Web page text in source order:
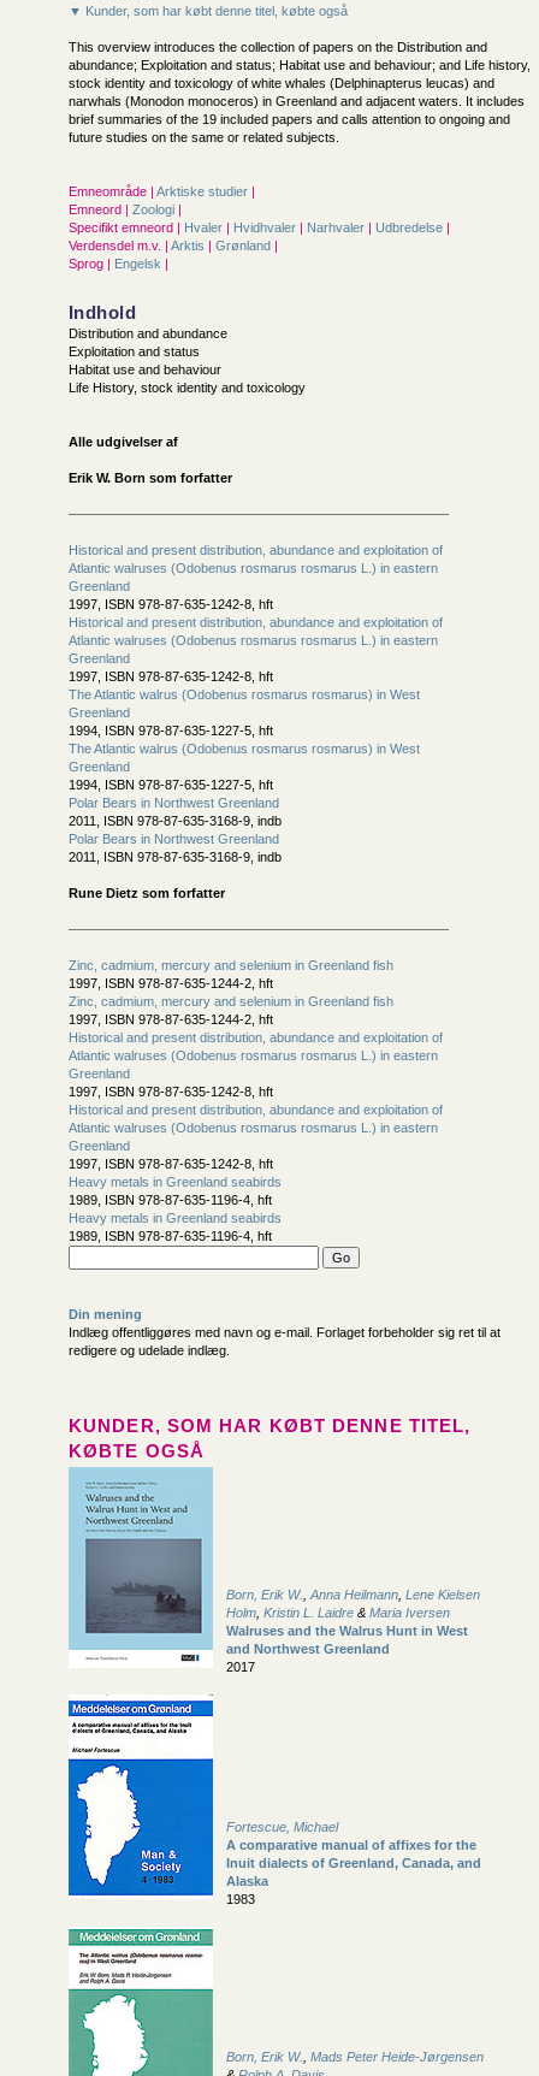
▼ Kunder, som har købt denne titel, købte også
This overview introduces the collection of papers on the Distribution and
abundance; Exploitation and status; Habitat use and behaviour; and Life history,
stock identity and toxicology of white whales (Delphinapterus leucas) and
narwhals (Monodon monoceros) in Greenland and adjacent waters. It includes
brief summaries of the 19 included papers and calls attention to ongoing and
future studies on the same or related subjects.
Emneområde | Arktiske studier |
Emneord | Zoologi |
Specifikt emneord | Hvaler | Hvidhvaler | Narhvaler | Udbredelse |
Verdensdel m.v. | Arktis | Grønland |
Sprog | Engelsk |
Indhold
Distribution and abundance
Exploitation and status
Habitat use and behaviour
Life History, stock identity and toxicology
Alle udgivelser af
Erik W. Born som forfatter
Historical and present distribution, abundance and exploitation of
Atlantic walruses (Odobenus rosmarus rosmarus L.) in eastern
Greenland
1997, ISBN 978-87-635-1242-8, hft
Historical and present distribution, abundance and exploitation of
Atlantic walruses (Odobenus rosmarus rosmarus L.) in eastern
Greenland
1997, ISBN 978-87-635-1242-8, hft
The Atlantic walrus (Odobenus rosmarus rosmarus) in West
Greenland
1994, ISBN 978-87-635-1227-5, hft
The Atlantic walrus (Odobenus rosmarus rosmarus) in West
Greenland
1994, ISBN 978-87-635-1227-5, hft
Polar Bears in Northwest Greenland
2011, ISBN 978-87-635-3168-9, indb
Polar Bears in Northwest Greenland
2011, ISBN 978-87-635-3168-9, indb
Rune Dietz som forfatter
Zinc, cadmium, mercury and selenium in Greenland fish
1997, ISBN 978-87-635-1244-2, hft
Zinc, cadmium, mercury and selenium in Greenland fish
1997, ISBN 978-87-635-1244-2, hft
Historical and present distribution, abundance and exploitation of
Atlantic walruses (Odobenus rosmarus rosmarus L.) in eastern
Greenland
1997, ISBN 978-87-635-1242-8, hft
Historical and present distribution, abundance and exploitation of
Atlantic walruses (Odobenus rosmarus rosmarus L.) in eastern
Greenland
1997, ISBN 978-87-635-1242-8, hft
Heavy metals in Greenland seabirds
1989, ISBN 978-87-635-1196-4, hft
Heavy metals in Greenland seabirds
1989, ISBN 978-87-635-1196-4, hft
Din mening
Indlæg offentliggøres med navn og e-mail. Forlaget forbeholder sig ret til at
redigere og udelade indlæg.
KUNDER, SOM HAR KØBT DENNE TITEL,
KØBTE OGSÅ
Born, Erik W. Anna Heilmann Lene Kielsen
Holm Kristin L. Laidre & Maria Iversen
Walruses and the Walrus Hunt in West
and Northwest Greenland
2017
Fortescue, Michael
A comparative manual of affixes for the
Inuit dialects of Greenland, Canada, and
Alaska
1983
Born, Erik W.
Mads Peter Heide-Jørgensen